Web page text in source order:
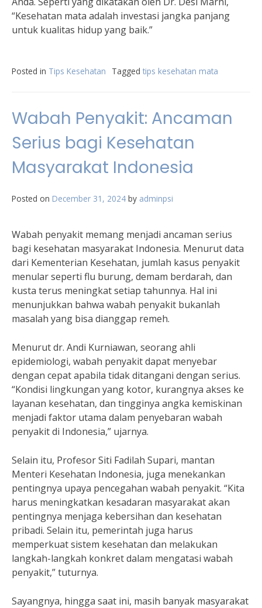
“Kesehatan mata adalah investasi jangka panjang
untuk kualitas hidup yang baik.”
Posted in Tips Kesehatan Tagged tips kesehatan mata
Wabah Penyakit: Ancaman
Serius bagi Kesehatan
Masyarakat Indonesia
Posted on December 31, 2024 by adminpsi
Wabah penyakit memang menjadi ancaman serius
bagi kesehatan masyarakat Indonesia. Menurut data
dari Kementerian Kesehatan, jumlah kasus penyakit
menular seperti flu burung, demam berdarah, dan
kusta terus meningkat setiap tahunnya. Hal ini
menunjukkan bahwa wabah penyakit bukanlah
masalah yang bisa dianggap remeh.
Menurut dr. Andi Kurniawan, seorang ahli
epidemiologi, wabah penyakit dapat menyebar
dengan cepat apabila tidak ditangani dengan serius.
“Kondisi lingkungan yang kotor, kurangnya akses ke
layanan kesehatan, dan tingginya angka kemiskinan
menjadi faktor utama dalam penyebaran wabah
penyakit di Indonesia,” ujarnya.
Selain itu, Profesor Siti Fadilah Supari, mantan
Menteri Kesehatan Indonesia, juga menekankan
pentingnya upaya pencegahan wabah penyakit. “Kita
harus meningkatkan kesadaran masyarakat akan
pentingnya menjaga kebersihan dan kesehatan
pribadi. Selain itu, pemerintah juga harus
memperkuat sistem kesehatan dan melakukan
langkah-langkah konkret dalam mengatasi wabah
penyakit,” tuturnya.
Sayangnya, hingga saat ini, masih banyak masyarakat